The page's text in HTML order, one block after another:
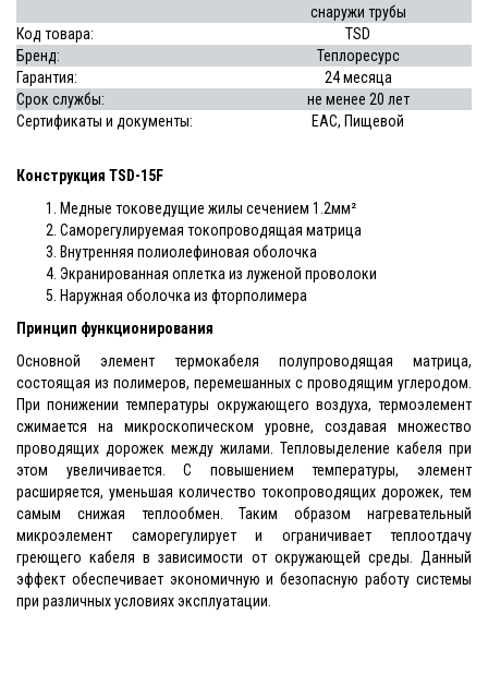
снаружи трубы
Код товара:
TSD
Бренд:
Теплоресурс
Гарантия:
24 месяца
Срок службы:
не менее 20 лет
Сертификаты и документы:
EAC, Пищевой
Конструкция TSD-15F
Медные токоведущие жилы сечением 1.2мм²
Саморегулируемая токопроводящая матрица
Внутренняя полиолефиновая оболочка
Экранированная оплетка из луженой проволоки
Наружная оболочка из фторполимера
Принцип функционирования
Основной элемент термокабеля полупроводящая матрица,
состоящая из полимеров, перемешанных с проводящим углеродом.
При понижении температуры окружающего воздуха, термоэлемент
сжимается на микроскопическом уровне, создавая множество
проводящих дорожек между жилами. Тепловыделение кабеля при
этом увеличивается. С повышением температуры, элемент
расширяется, уменьшая количество токопроводящих дорожек, тем
самым снижая теплообмен. Таким образом нагревательный
микроэлемент саморегулирует и ограничивает теплоотдачу
греющего кабеля в зависимости от окружающей среды. Данный
эффект обеспечивает экономичную и безопасную работу системы
при различных условиях эксплуатации.